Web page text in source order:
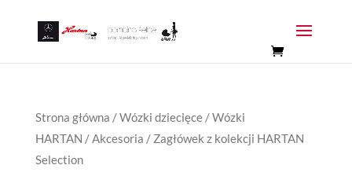
Strona główna /Wózki dziecięce/Wózki
HARTAN /Akcesoria / Zagłówek z kolekcji HARTAN
Selection